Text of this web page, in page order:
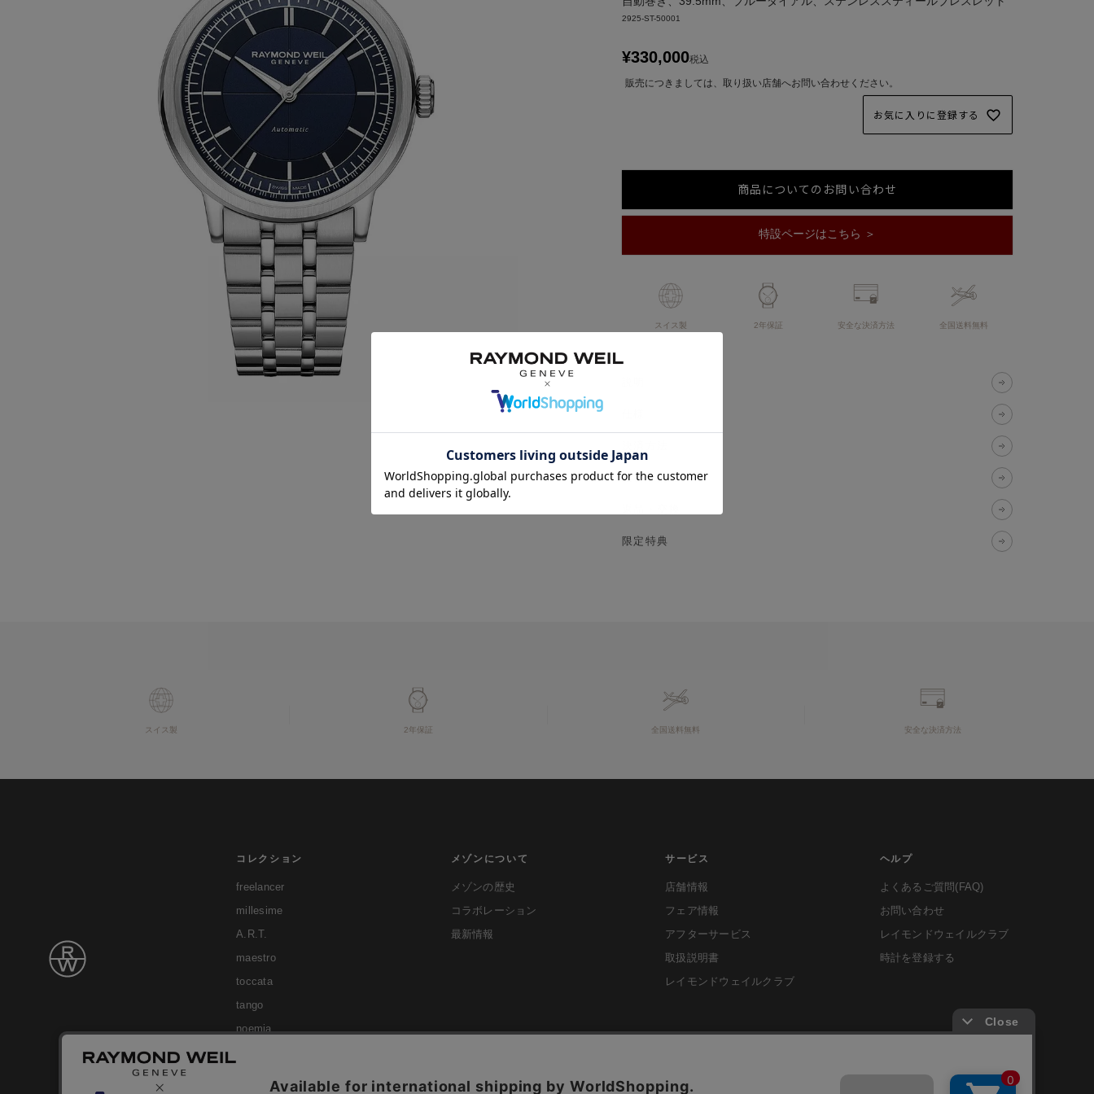
2925-ST-50001
¥330,000税込
販売につきましては、取り扱い店舗へお問い合わせください。
お気に入りに登録する
商品についてのお問い合わせ
特設ページはこちら ＞
スイス製 2年保証 安全な決済方法 全国送料無料
送料・配送
限定特典
スイス製 2年保証 全国送料無料 安全な決済方法
コレクション
freelancer
millesime
A.R.T.
maestro
toccata
tango
noemia
メゾンについて
メゾンの歴史
コラボレーション
最新情報
サービス
店舗情報
フェア情報
アフターサービス
取扱説明書
レイモンドウェイルクラブ
ヘルプ
よくあるご質問(FAQ)
お問い合わせ
レイモンドウェイルクラブ
時計を登録する